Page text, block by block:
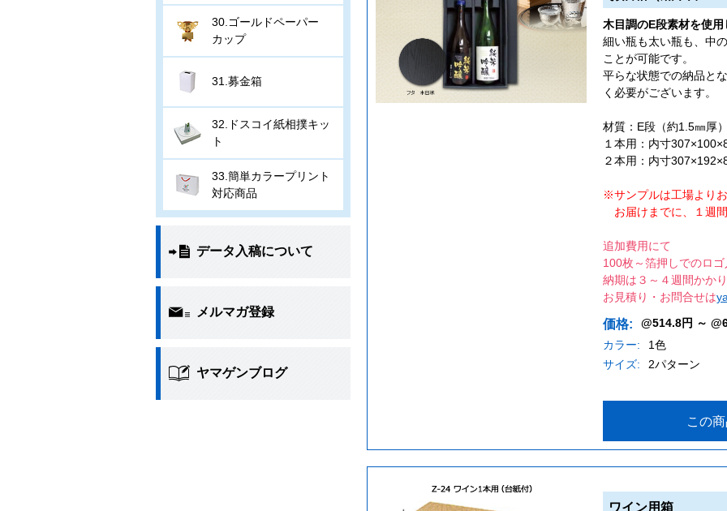
木目調のE段素材を使
細い瓶も太い瓶も、中
ことが可能です。
平らな状態での納品と
く必要がございます。
材質：E段（約1.5㎜厚
１本用：内寸
２本用：内寸
※サンプルは工場より
お届けまでに、１週
追加費用にて
100枚～箔押しでのロ
納期は３～４週間かか
お見積り・お問合せは
価格:
@514.8円 ～
カラー:
1色
サイズ:
2パターン
この
ワイン用箱
30.ゴールドペーパー
カップ
31.募金箱
32.ドスコイ紙相撲キッ
ト
33.簡単カラープリント
対応商品
データ入稿について
メルマガ登録
ヤマゲンブログ